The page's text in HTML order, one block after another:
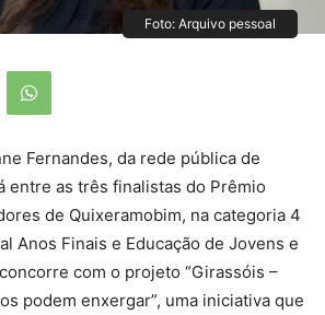
Foto: Arquivo pessoal
Fernandes, da rede pública de
entre as três finalistas do Prêmio
de Quixeramobim, na categoria 4
Anos Finais e Educação de Jovens e
com o projeto “Girassóis –
podem enxergar”, uma iniciativa que